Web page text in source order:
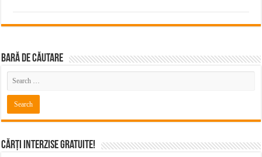
BARĂ DE CĂUTARE
Cărți Interzise Gratuite!